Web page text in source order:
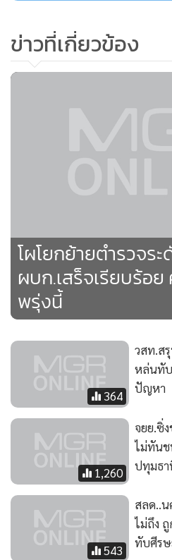
หุ้น
• อินโดจีน
•
ข่าวที่เกี่ยวข้อง
โผโยกย้ายตำรวจร
ผบก.เสร็จเรียบร้อ
พรุ่งนี้
364
วสท.ส
หล่นทับ
ปัญหา
1,260
จยย.ซิ่
ไม่ทัน
ปทุมธ
543
สลด..น
ไม่ถึง
ทับศีร